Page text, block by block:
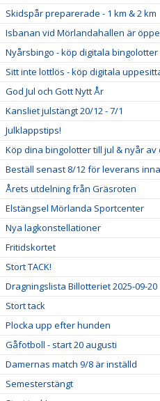
Skidspår preparerade - 1 km & 2 km
Isbanan vid Mörlandahallen är
Nyårsbingo - köp digitala bingolotter
Sitt inte lottlös - köp digitala
God Jul och Gott Nytt År
Kansliet julstängt 20/12 - 7/1
Julklappstips!
Köp dina bingolotter till jul & nyår av
Beställ senast 8/12 för leverans
Årets utdelning från Gräsroten
Elstängsel Mörlanda Sportcenter
Nya lagkonstellationer
Fritidskortet
Stort TACK!
Dragningslista Billotteriet 2025-09-20
Stort tack
Plocka upp efter hunden
Gåfotboll - start 20 augusti
Damernas match 9/8 är inställd
Semesterstängt